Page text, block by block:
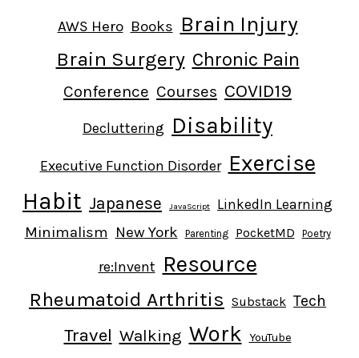
AWS Hero Books Brain Injury
Brain Surgery Chronic Pain
Conference Courses COVID19
Decluttering Disability
Executive Function Disorder Exercise
Habit Japanese JavaScript LinkedIn Learning
Minimalism New York Parenting PocketMD Poetry
re:Invent Resource
Rheumatoid Arthritis Substack Tech
Travel Walking Work YouTube